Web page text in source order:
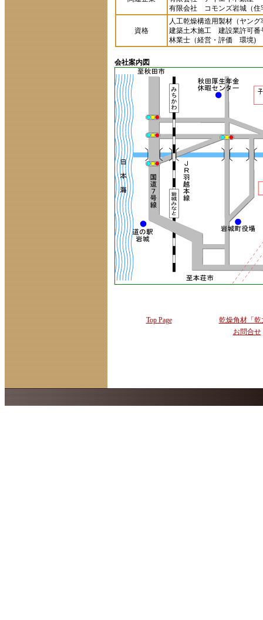
有限会社 コモンズ岩城（住
資格
人工乾燥構造用製材（ヤン
建築土木施工 建設業許可
林業士（経営・評価 環境)
会社案内図
Top Page
乾燥角材「乾
お問合せ